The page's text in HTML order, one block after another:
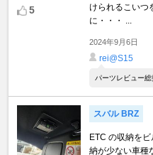
5
けられるこいつ
に・・・ ...
2024年9月6日
rei@S15
パーツレビュー
スバル BRZ
ETC の収納を
納が少ない車種